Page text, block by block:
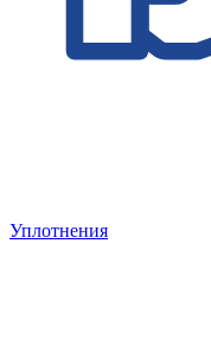
Уплотнения